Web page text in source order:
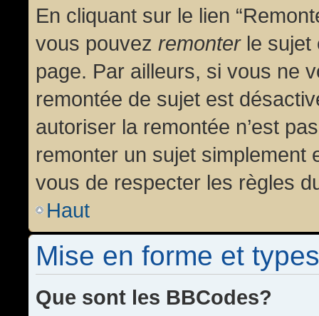
En cliquant sur le lien
vous pouvez remonterle sujet
page. Par ailleurs, si vous ne
remontée de sujet est
autoriser la remontée n’est
remonter un sujet simplement
vous de respecter les règles
Haut
Mise en forme et
Que sont les BBCodes?